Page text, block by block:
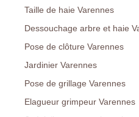
Taille de haie Varennes
Dessouchage arbre et haie
Pose de clôture Varennes
Jardinier Varennes
Pose de grillage Varennes
Elagueur grimpeur Varennes